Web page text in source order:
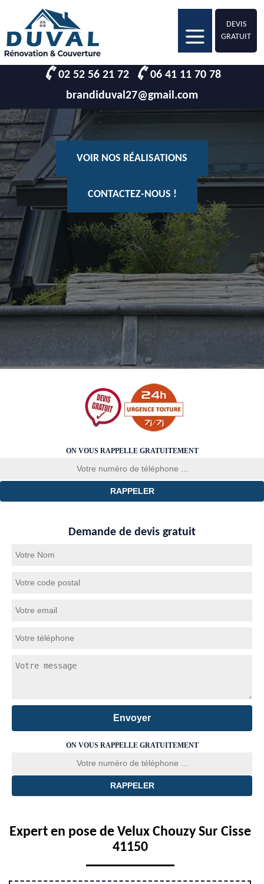
DEVIS
GRATUIT
02 52 56 21 72
06 41 11 70 78
brandiduval27@gmail.com
VOIR NOS RÉALISATIONS
CONTACTEZ-NOUS !
ON VOUS RAPPELLE GRATUITEMENT
Demande de devis gratuit
ON VOUS RAPPELLE GRATUITEMENT
Expert en pose de Velux Chouzy Sur Cisse
41150